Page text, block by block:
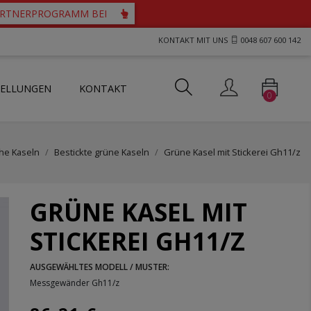
BEI
KONTAKT MIT UNS 0048 607 600 142
KONTAKT
0
Kaseln Bestickte grüne Kaseln Grüne Kasel mit Stickerei Gh11/z
GRÜNE KASEL MIT
STICKEREI GH11/Z
AUSGEWÄHLTES MODELL / MUSTER:
Messgewänder Gh11/z